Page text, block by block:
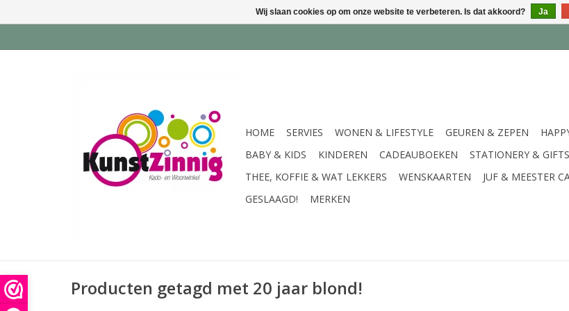
HOME SERVIES WONEN & LIFESTYLE GEUREN & ZEPEN
BABY & KIDS
KINDEREN CADEAUBOEKEN STATIONERY & GIFTS
THEE, KOFFIE & WAT LEKKERS
WENSKAARTEN JUF & MEESTER
GESLAAGD!
MERKEN
Producten getagd met 20 jaar blond!
Wij slaan cookies op om onze website te verbeteren. Is dat akkoord? Ja